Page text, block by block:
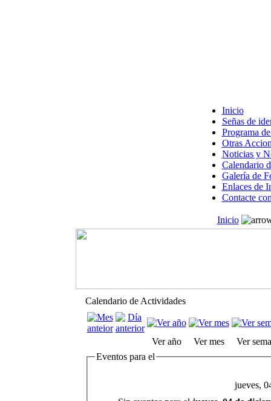
Inicio
Señas de
Programa
Otras
Noticias y
Calendario
Galería de
Enlaces de
Contacte
Inicio
Calendario de Actividades
Ver año Ver mes
Ver
Eventos para el
jueves,